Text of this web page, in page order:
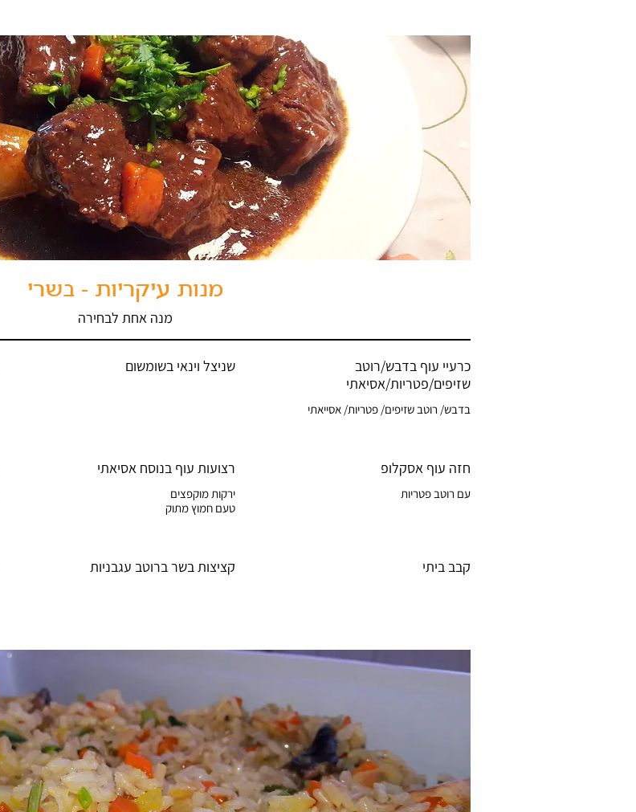
מנות עיקריות - בשרי
מנה אחת לבחירה
כרעיי עוף בדבש/רוטב
שזיפים/פטריות/אסיאתי
בדבש/ רוטב שזיפים/ פטריות/ אסייאתי
שניצל וינאי בשומשום
חזה עוף אסקלופ
עם רוטב פטריות
רצועות עוף בנוסח אסיאתי
טעם חמוץ מתוק
קבב ביתי קציצות בשר ברוטב עגבניות